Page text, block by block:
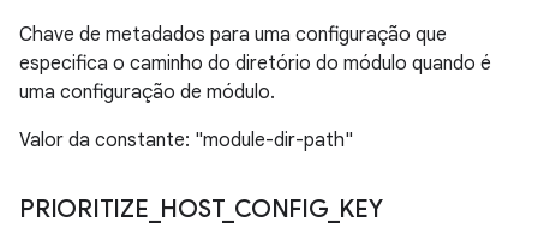
Chave de metadados para uma configuração que
especifica o caminho do diretório do módulo quando é
uma configuração de módulo.
Valor da constante: "module-dir-path"
PRIORITIZE HOST_ CONFIG_ KEY